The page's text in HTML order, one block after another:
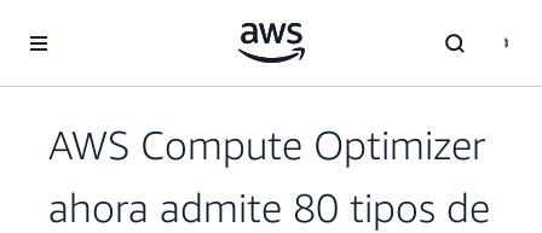
AWS Compute Optimizer
ahora admite 80 tipos de